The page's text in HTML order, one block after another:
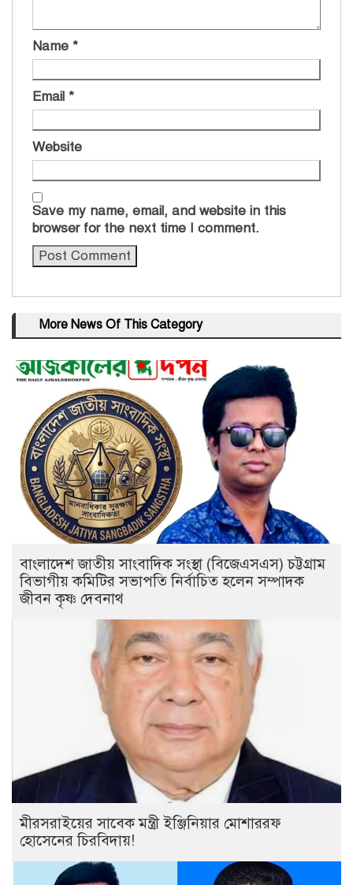
Name *
Email *
Website
Save my name, email, and website in this
browser for the next time I comment.
More News Of This Category
বাংলাদেশ জাতীয় সাংবাদিক সংস্থা (বিজেএসএস) চট্টগ্রাম
বিভাগীয় কমিটির সভাপতি নির্বাচিত হলেন সম্পাদক
জীবন কৃষ্ণ দেবনাথ
মীরসরাইয়ের সাবেক মন্ত্রী ইঞ্জিনিয়ার মোশাররফ
হোসেনের চিরবিদায়!